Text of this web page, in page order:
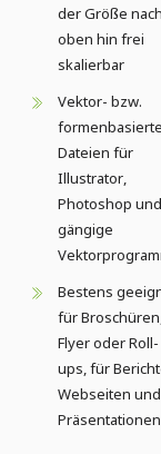
der Größe
oben hin frei
skalierbar
Vektor- bzw.
Dateien für
Illustrator,
Photoshop und
gängige
Bestens
für
Flyer oder Roll-
ups, für
Webseiten und
Präsentationen